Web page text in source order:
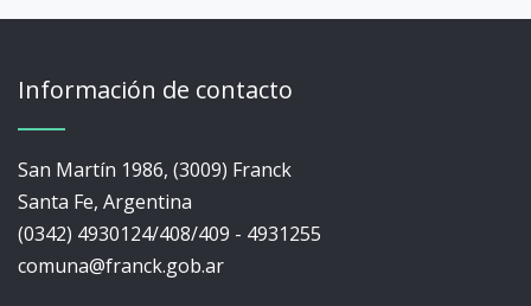
Información de contacto
San Martín 1986, (3009) Franck
Santa Fe, Argentina
(0342) 4930124/408/409 - 4931255
comuna@franck.gob.ar